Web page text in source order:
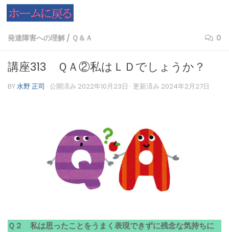
コンテンツへスキップ
発達障害への理解 / Ｑ＆Ａ 0
講座313 ＱＡ②私はＬＤでしょうか？
BY水野 正司 · 公開済み 2022年10月23日 · 更新済み 2024年2月27日
Ｑ２ 私は思ったことをうまく表現できずに残念な気持ちに